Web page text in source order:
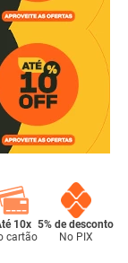
10x
cartão
5% de desconto
No PIX